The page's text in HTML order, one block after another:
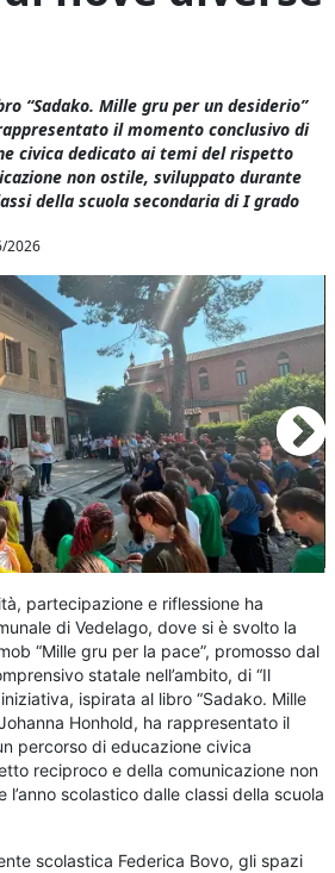
“Sadako. Mille gru per un desiderio”
il momento conclusivo di
civica dedicato ai temi del rispetto
non ostile, sviluppato durante
della scuola secondaria di I grado
2026
partecipazione e riflessione ha
di Vedelago, dove si è svolto la
“Mille gru per la pace”, promosso dal
statale nell’ambito, di “Il
ispirata al libro “Sadako. Mille
Honhold, ha rappresentato il
percorso di educazione civica
reciproco e della comunicazione non
scolastico dalle classi della scuola
scolastica Federica Bovo, gli spazi